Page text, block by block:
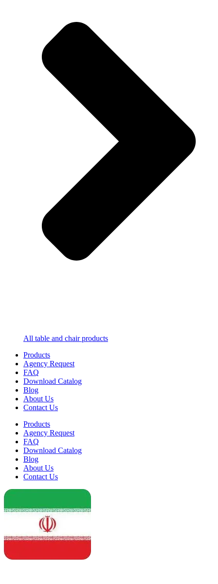
All table and chair products
Products
Agency Request
FAQ
Download Catalog
Blog
About Us
Contact Us
Products
Agency Request
FAQ
Download Catalog
Blog
About Us
Contact Us